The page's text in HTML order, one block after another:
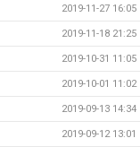
2019-11-27 16:05
2019-11-18 21:25
2019-10-31 11:05
2019-10-01 11:02
2019-09-13 14:34
2019-09-12 13:01